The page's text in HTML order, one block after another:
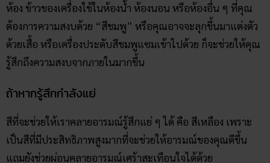
ห้อง ข้าวของเครื่องใช้ในห้องน้ำ ห้องนอน หรือห้องอื่น ๆ ที่คุณ
ต้องการความสงบด้วย “สีชมพู” หรือคุณอาจจะลุกขึ้นมาแต่งตัว
ด้วยเสื้อ หรือเครื่องประดับสีชมพูแซมเข้าไปด้วย ก็จะช่วยให้คุณ
รู้สึกถึงความสงบจากภายในมากขึ้น
ถ้าหากรู้สึกกำลังแย่
สีที่จะช่วยให้เราคลายอารมณ์รู้สึกแย่ ๆ ได้ คือ สีเหลือง เพราะ
เป็นสีที่มีประสิทธิภาพสูงมากที่จะช่วยให้อารมณ์ของคุณดีขึ้น
แถมยังช่วยผ่อนคลายอารมณ์เศร้าสะเทือนใจได้ด้วย